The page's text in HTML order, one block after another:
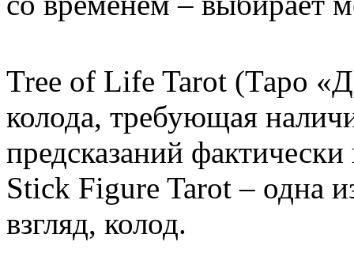
Tree of Life Tarot (Таро
колода, требующая
предсказаний
Stick Figure Tarot – одна
взгляд, колод.